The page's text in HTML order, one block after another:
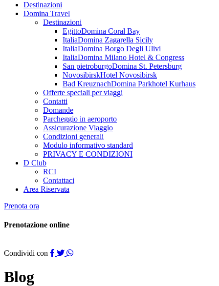
Destinazioni
Domina Travel
Destinazioni
EgittoDomina Coral Bay
ItaliaDomina Zagarella Sicily
ItaliaDomina Borgo Degli Ulivi
ItaliaDomina Milano Hotel & Congress
San pietroburgoDomina St. Petersburg
NovosibirskHotel Novosibirsk
Bad KreuznachDomina Parkhotel Kurhaus
Offerte speciali per viaggi
Contatti
Domande
Parcheggio in aeroporto
Assicurazione Viaggio
Condizioni generali
Modulo informativo standard
PRIVACY E CONDIZIONI
D Club
RCI
Contattaci
Area Riservata
Prenota ora
Prenotazione online
Condividi con
Blog